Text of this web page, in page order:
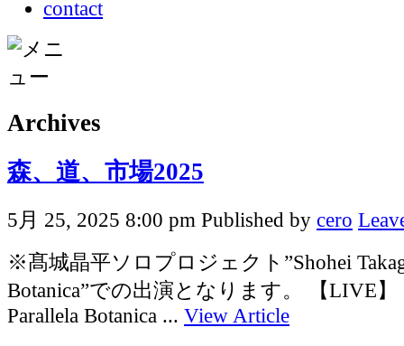
Archives
森、道、市場2025
5月 25, 2025 8:00 pm Published by cero
※髙城晶平ソロプロジェクト”Shohei
Botanica”での出演となります。 【LIVE】
Parallela Botanica ... View Article